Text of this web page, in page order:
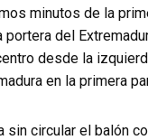
minutos de la
del
desde la
en la primera
sin circular el balón